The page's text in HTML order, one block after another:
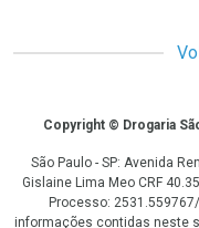
CopyrightCopyright © Drogaria
São Paulo - SP: Avenida
Gislaine Lima Meo CRF
Processo:
informações contidas neste